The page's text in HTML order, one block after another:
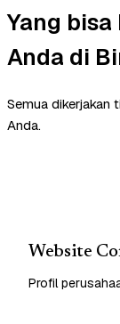
Yang
Anda di
Semua dikerjakan
Anda.
Website
Profil